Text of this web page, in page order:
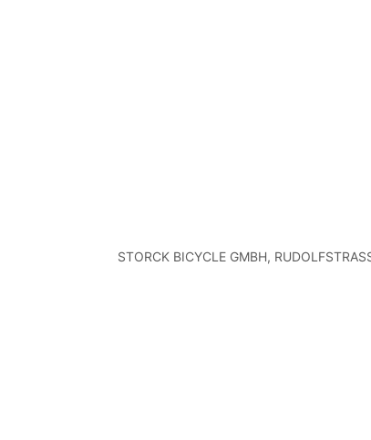
STORCK BICYCLE GMBH,